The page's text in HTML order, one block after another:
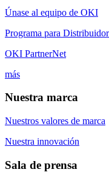
Únase al equipo de OKI
Programa para
OKI PartnerNet
más
Nuestra marca
Nuestros valores de marca
Nuestra innovación
Sala de prensa